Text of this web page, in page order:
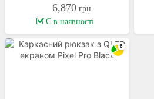
6,870 грн
Є в наявності